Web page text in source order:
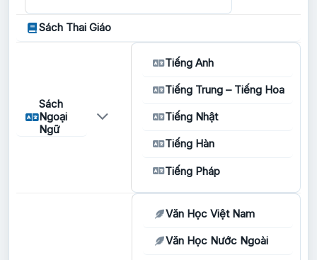
Sách Thai Giáo
Sách
Ngoại
Ngữ
Tiếng Anh
Tiếng Trung – Tiếng Hoa
Tiếng Nhật
Tiếng Hàn
Tiếng Pháp
Văn Học Việt Nam
Văn Học Nước Ngoài